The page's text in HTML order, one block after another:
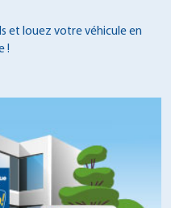
et louez votre véhicule en
!